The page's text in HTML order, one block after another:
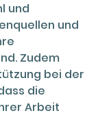
und
und
Zudem
bei der
die
Arbeit